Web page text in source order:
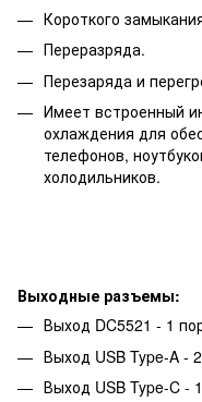
Короткого
Переразряда.
Перезаряда и
Имеет встроенный
охлаждения для
телефонов,
холодильников.
Выходные разъемы:
Выход DC5521 - 1
Выход USB Type-A -
Выход USB Type-C -